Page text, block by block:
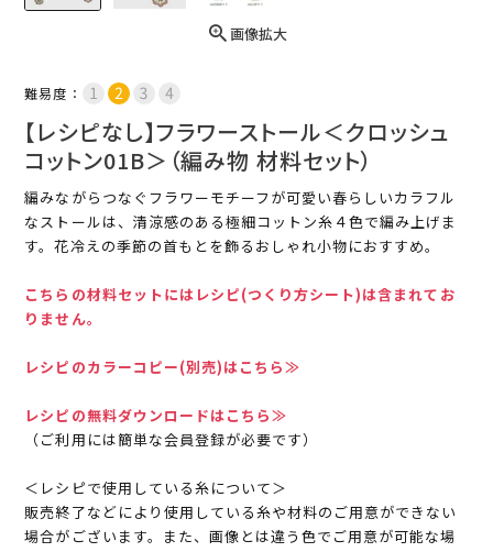
画像拡大
難易度：
【レシピなし】フラワーストール＜クロッシュ
コットン01B＞（編み物 材料セット）
編みながらつなぐフラワーモチーフが可愛い春らしいカラフル
なストールは、清涼感のある極細コットン糸４色で編み上げま
す。花冷えの季節の首もとを飾るおしゃれ小物におすすめ。
こちらの材料セットにはレシピ(つくり方シート)は含まれてお
りません。
レシピのカラーコピー(別売)はこちら≫
レシピの無料ダウンロードはこちら≫
（ご利用には簡単な会員登録が必要です）
＜レシピで使用している糸について＞
販売終了などにより使用している糸や材料のご用意ができない
場合がございます。また、画像とは違う色でご用意が可能な場